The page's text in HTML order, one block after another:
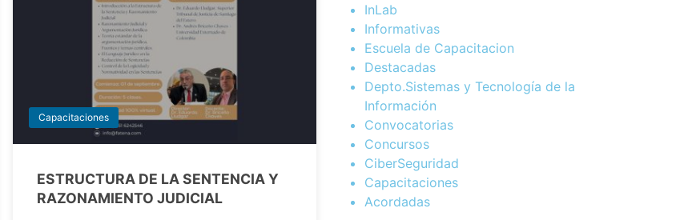
Capacitaciones
ESTRUCTURA DE LA SENTENCIA Y
RAZONAMIENTO JUDICIAL
InLab
Informativas
Escuela de Capacitacion
Destacadas
Depto.Sistemas y Tecnología de la
Información
Convocatorias
Concursos
CiberSeguridad
Capacitaciones
Acordadas